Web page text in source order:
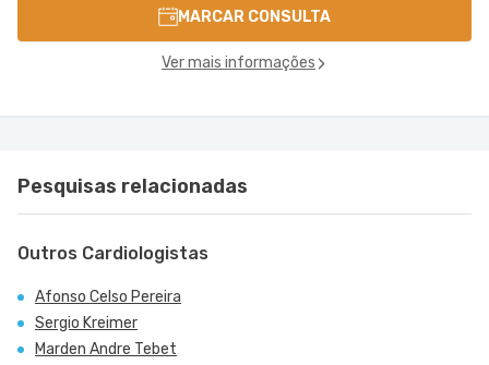
MARCAR CONSULTA
Ver mais informações
Pesquisas relacionadas
Outros Cardiologistas
Afonso Celso Pereira
Sergio Kreimer
Marden Andre Tebet